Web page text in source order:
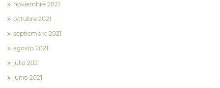
noviembre 2021
octubre 2021
septiembre 2021
agosto 2021
julio 2021
junio 2021